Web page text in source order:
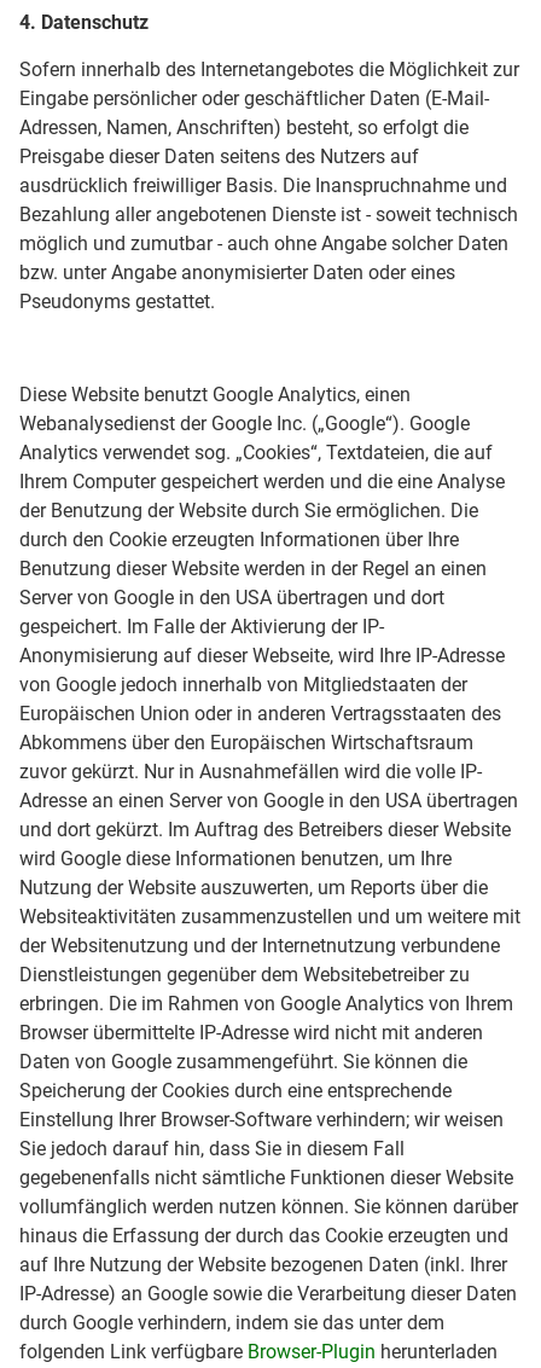
4. Datenschutz
Sofern innerhalb des Internetangebotes die Möglichkeit zur
Eingabe persönlicher oder geschäftlicher Daten (E-Mail-
Adressen, Namen, Anschriften) besteht, so erfolgt die
Preisgabe dieser Daten seitens des Nutzers auf
ausdrücklich freiwilliger Basis. Die Inanspruchnahme und
Bezahlung aller angebotenen Dienste ist - soweit technisch
möglich und zumutbar - auch ohne Angabe solcher Daten
bzw. unter Angabe anonymisierter Daten oder eines
Pseudonyms gestattet.
Diese Website benutzt Google Analytics, einen
Webanalysedienst der Google Inc. („Google“). Google
Analytics verwendet sog. „Cookies“, Textdateien, die auf
Ihrem Computer gespeichert werden und die eine Analyse
der Benutzung der Website durch Sie ermöglichen. Die
durch den Cookie erzeugten Informationen über Ihre
Benutzung dieser Website werden in der Regel an einen
Server von Google in den USA übertragen und dort
gespeichert. Im Falle der Aktivierung der IP-
Anonymisierung auf dieser Webseite, wird Ihre IP-Adresse
von Google jedoch innerhalb von Mitgliedstaaten der
Europäischen Union oder in anderen Vertragsstaaten des
Abkommens über den Europäischen Wirtschaftsraum
zuvor gekürzt. Nur in Ausnahmefällen wird die volle IP-
Adresse an einen Server von Google in den USA übertragen
und dort gekürzt. Im Auftrag des Betreibers dieser Website
wird Google diese Informationen benutzen, um Ihre
Nutzung der Website auszuwerten, um Reports über die
Websiteaktivitäten zusammenzustellen und um weitere mit
der Websitenutzung und der Internetnutzung verbundene
Dienstleistungen gegenüber dem Websitebetreiber zu
erbringen. Die im Rahmen von Google Analytics von Ihrem
Browser übermittelte IP-Adresse wird nicht mit anderen
Daten von Google zusammengeführt. Sie können die
Speicherung der Cookies durch eine entsprechende
Einstellung Ihrer Browser-Software verhindern; wir weisen
Sie jedoch darauf hin, dass Sie in diesem Fall
gegebenenfalls nicht sämtliche Funktionen dieser Website
vollumfänglich werden nutzen können. Sie können darüber
hinaus die Erfassung der durch das Cookie erzeugten und
auf Ihre Nutzung der Website bezogenen Daten (inkl. Ihrer
IP-Adresse) an Google sowie die Verarbeitung dieser Daten
durch Google verhindern, indem sie das unter dem
folgenden Link verfügbare Browser-Plugin herunterladen